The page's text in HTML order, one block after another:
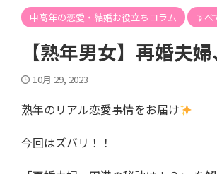
中高年の恋愛・結婚お役立ちコラム
すべ
【熟年男女】再婚夫
10月 29, 2023
熟年のリアル恋愛事情をお届け
今回はズバリ！！